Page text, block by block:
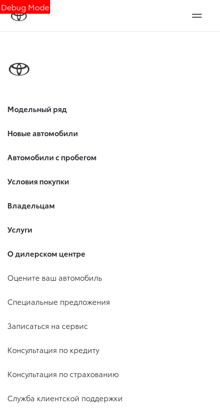
Debug Mode
Модельный ряд
Новые автомобили
Автомобили с пробегом
Условия покупки
Владельцам
Услуги
О дилерском центре
Оцените ваш автомобиль
Специальные предложения
Записаться на сервис
Консультация по кредиту
Консультация по страхованию
Служба клиентской поддержки